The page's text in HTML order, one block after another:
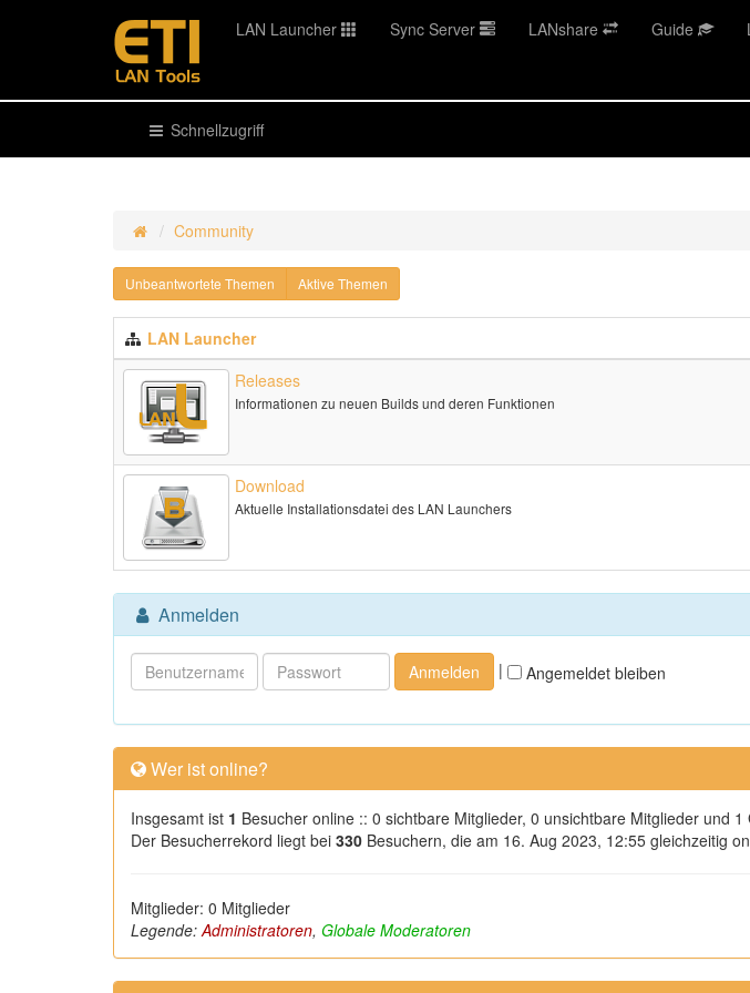
LAN Launcher Sync Server LANshare Guide
Schnellzugriff
Community
Unbeantwortete Themen Aktive Themen
LAN Launcher
Releases
Informationen zu neuen Builds und deren Funktionen
Download
Aktuelle Installationsdatei des LAN Launchers
Anmelden
| Angemeldet bleiben
Wer ist online?
Insgesamt ist 1 Besucher online :: 0 sichtbare Mitglieder, 0 unsichtbare Mitglieder und
Der Besucherrekord liegt bei 330 Besuchern, die am 16. Aug 2023, 12:55 gleichzeitig
Mitglieder: 0 Mitglieder
Legende:Administratoren, Globale Moderatoren